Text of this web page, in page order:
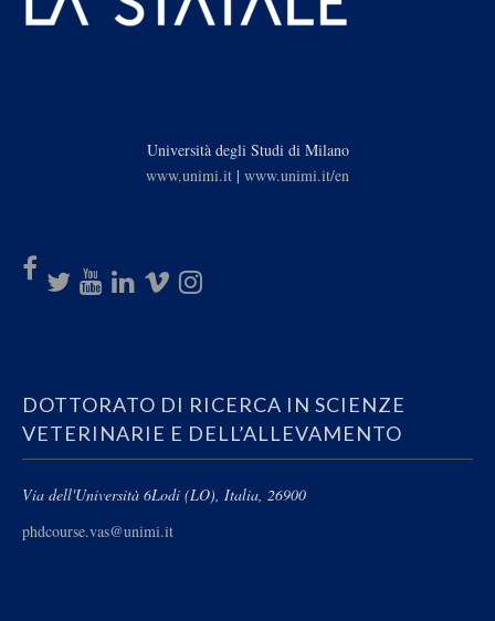
Università degli Studi di Milano
www.unimi.it | www.unimi.it/en
DOTTORATO DI RICERCA IN SCIENZE
VETERINARIE E DELL’ALLEVAMENTO
Via dell'Università 6Lodi (LO), Italia, 26900
phdcourse.vas@unimi.it